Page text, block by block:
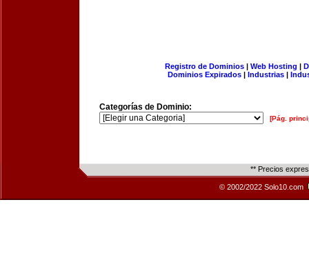
Registro de Dominios| Web Hosting |
Dominios Expirados | Industrias |
Categorías de Dominio:
[Pág.
** Precios
© 2002/2022 Solo10.com